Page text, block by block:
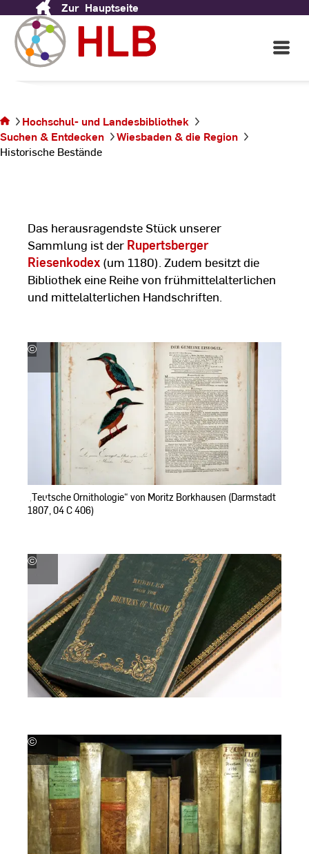
Content
Zur Hauptseite
Open
Main
Historische Bestände
befinden
sich auf
der Seite
Historische
Hochschul- und Landesbibliothek
Suchen & Entdecken
Wiesbaden & die Region
Historische Bestände
Das herausragendste Stück unserer
Sammlung ist der Rupertsberger
Riesenkodex (um 1180). Zudem besitzt die
Bibliothek eine Reihe von frühmittelalterlichen
und mittelalterlichen Handschriften.
©
Hohschul-
Landesbibliothek
RheinMain
„Teutsche Ornithologie“ von Moritz Borkhausen (Darmstadt
1807, 04 C 406)
©
Hochschul-
Landesbibliothek
RheinMain
©
Hochschul-
und
Landesbibliothek
RheinMain